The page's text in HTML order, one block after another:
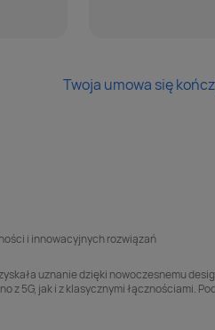
Twoja umowa się
i innowacyjnych rozwiązań
uznanie dzięki nowoczesnemu
z 5G, jak i z klasycznymi łącznościami.